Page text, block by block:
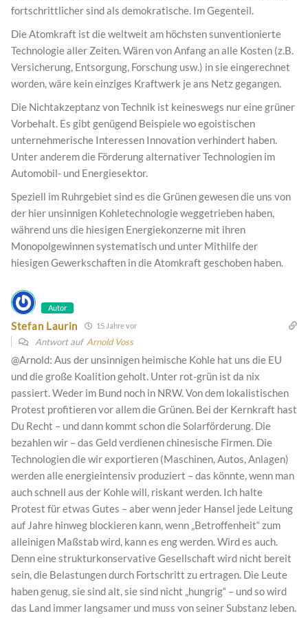
fortschrittlicher sind als demokratische. Im Gegenteil.
Die Atomkraft ist die weltweit am höchsten sunventionierte
Technologie aller Zeiten. Wären von Anfang an alle Kosten (z.B.
Versicherung, Entsorgung, Forschung usw.) in sie eingerechnet
worden, wäre kein einziges Kraftwerk je ans Netz gegangen.
Die Nichtakzeptanz von Technik ist keineswegs nur eine grüner
Vorbehalt. Es gibt genügend Beispiele wo egoistischen
unternehmerische Interessen Innovation verhindert haben.
Unter anderem die Förderung alternativer Technologien im
Automobil- und Energiesektor.
Speziell im Ruhrgebiet sind es die Grünen gewesen die uns von
der hier unsinnigen Kohletechnologie weggetrieben haben,
während uns die hiesigen Energiekonzerne mit ihren
Monopolgewinnen systematisch und unter Mithilfe der
hiesigen Gewerkschaften in die Atomkraft geschoben haben.
Autor
Stefan Laurin 15 Jahre vor
Antwort auf Arnold Voss
@Arnold: Aus der unsinnigen heimische Kohle hat uns die EU
und die große Koalition geholt. Unter rot-grün ist da nix
passiert. Weder im Bund noch in NRW. Von dem lokalistischen
Protest profitieren vor allem die Grünen. Bei der Kernkraft hast
Du Recht – und dann kommt schon die Solarförderung. Die
bezahlen wir – das Geld verdienen chinesische Firmen. Die
Technologien die wir exportieren (Maschinen, Autos, Anlagen)
werden alle energieintensiv produziert – das könnte, wenn man
auch schnell aus der Kohle will, riskant werden. Ich halte
Protest für etwas Gutes – aber wenn jeder Hansel jede Leitung
auf Jahre hinweg blockieren kann, wenn „Betroffenheit“ zum
alleinigen Maßstab wird, kann es eng werden. Wird es auch.
Denn eine strukturkonservative Gesellschaft wird nicht bereit
sein, die Belastungen durch Fortschritt zu ertragen. Die Leute
haben genug, sie sind alt, sie sind nicht „hungrig“ – und so wird
das Land immer langsamer und muss von seiner Substanz leben.